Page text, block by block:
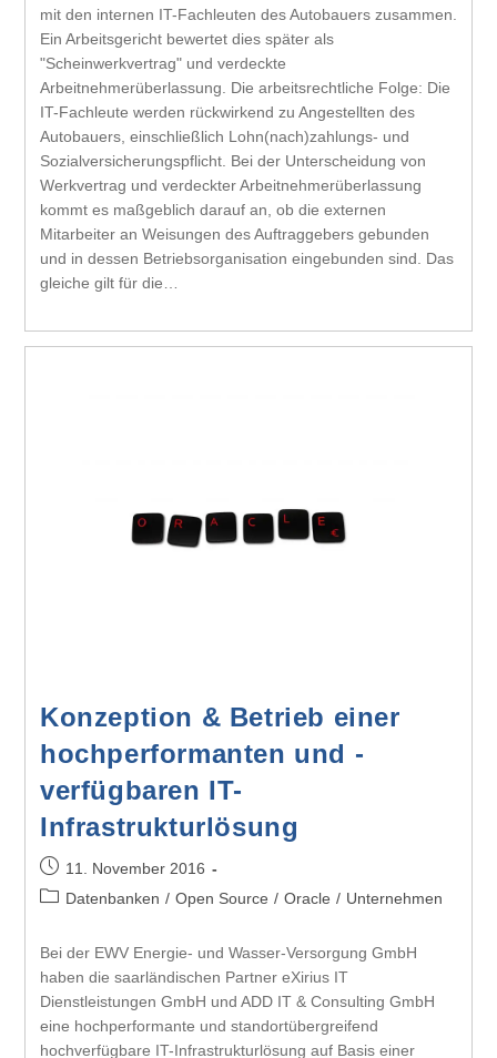
mit den internen IT-Fachleuten des Autobauers zusammen.
Ein Arbeitsgericht bewertet dies später als
"Scheinwerkvertrag" und verdeckte
Arbeitnehmerüberlassung. Die arbeitsrechtliche Folge: Die
IT-Fachleute werden rückwirkend zu Angestellten des
Autobauers, einschließlich Lohn(nach)zahlungs- und
Sozialversicherungspflicht. Bei der Unterscheidung von
Werkvertrag und verdeckter Arbeitnehmerüberlassung
kommt es maßgeblich darauf an, ob die externen
Mitarbeiter an Weisungen des Auftraggebers gebunden
und in dessen Betriebsorganisation eingebunden sind. Das
gleiche gilt für die…
Konzeption & Betrieb einer
hochperformanten und -
verfügbaren IT-
Infrastrukturlösung
11. November 2016
Datenbanken / Open Source / Oracle / Unternehmen
Bei der EWV Energie- und Wasser-Versorgung GmbH
haben die saarländischen Partner eXirius IT
Dienstleistungen GmbH und ADD IT & Consulting GmbH
eine hochperformante und standortübergreifend
hochverfügbare IT-Infrastrukturlösung auf Basis einer